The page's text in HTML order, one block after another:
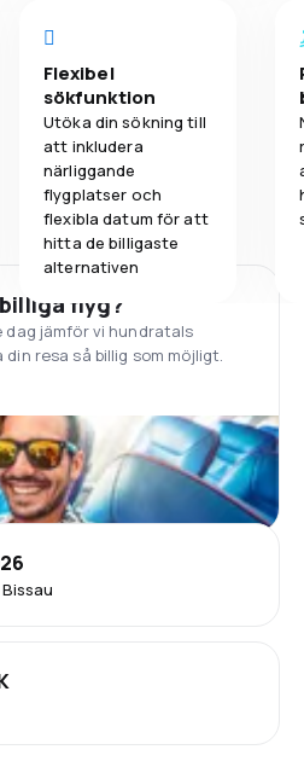
Flexibel
sökfunktion
Utöka din sökning till
att inkludera
närliggande
flygplatser och
flexibla datum för att
hitta de billigaste
alternativen
flyg?
dag jämför vi hundratals
resa så billig som möjligt.